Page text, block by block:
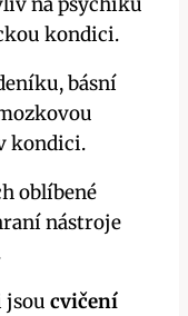
kondici.
básní
kondici.
oblíbené
nástroje
cvičení